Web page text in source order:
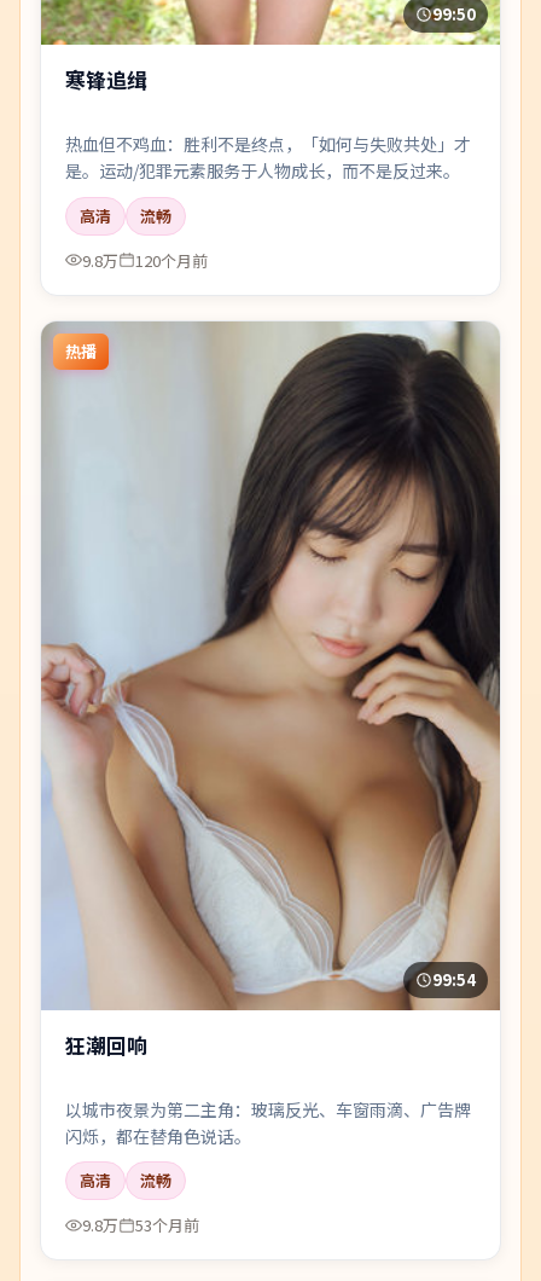
99:50
寒锋追缉
热血但不鸡血：胜利不是终点，「如何与失败共处」才
是。运动/犯罪元素服务于人物成长，而不是反过来。
高清
流畅
9.8万
120个月前
热播
99:54
狂潮回响
以城市夜景为第二主角：玻璃反光、车窗雨滴、广告牌
闪烁，都在替角色说话。
高清
流畅
9.8万
53个月前